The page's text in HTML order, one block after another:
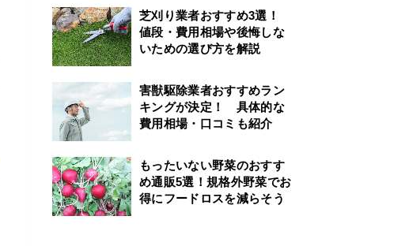
芝刈り業者おすすめ3選！
値段・費用相場や後悔しな
いための選び方を解説
害獣駆除業者おすすめラン
キングが決定！ 具体的な
費用相場・口コミも紹介
もったいない野菜のおすす
め通販5選！規格外野菜でお
得にフードロスを減らそう